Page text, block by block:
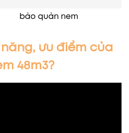
bảo quản nem
ưu điểm của
48m3?